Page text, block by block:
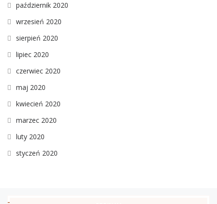
październik 2020
wrzesień 2020
sierpień 2020
lipiec 2020
czerwiec 2020
maj 2020
kwiecień 2020
marzec 2020
luty 2020
styczeń 2020